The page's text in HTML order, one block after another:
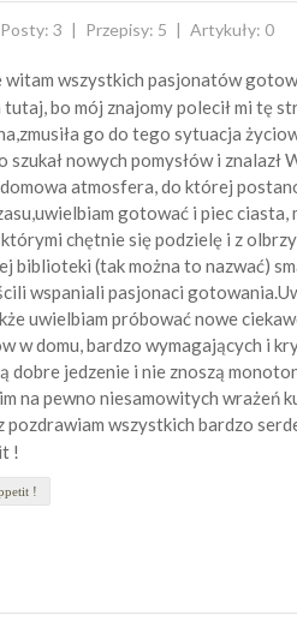
Posty: 3 Przepisy: 5 Artykuły: 0
witam wszystkich pasjonatów
tutaj, bo mój znajomy polecił mi tę
go do tego sytuacja
szukał nowych pomysłów i znalazł
atmosfera, do której
gotować i piec ciasta,
chętnie się podzielę i z
biblioteki (tak można to nazwać)
wspaniali pasjonaci
uwielbiam próbować nowe
w domu, bardzo wymagających i
dobre jedzenie i nie znoszą
na pewno niesamowitych wrażeń
pozdrawiam wszystkich bardzo
!
!